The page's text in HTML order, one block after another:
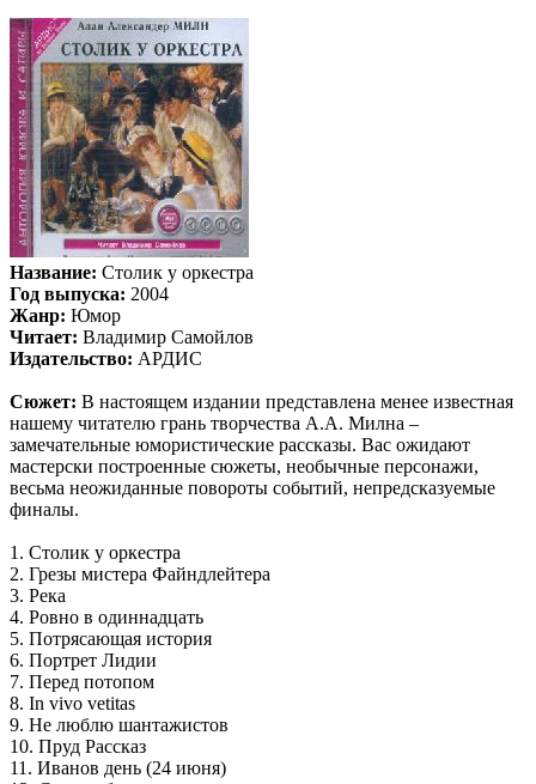
Название: Столик у оркестра
Год выпуска: 2004
Жанр: Юмор
Читает: Владимир Самойлов
Издательство: АРДИС
Сюжет: В настоящем издании представлена менее известная
нашему читателю грань творчества А.А. Милна –
замечательные юмористические рассказы. Вас ожидают
мастерски построенные сюжеты, необычные персонажи,
весьма неожиданные повороты событий, непредсказуемые
финалы.
1. Столик у оркестра
2. Грезы мистера Файндлейтера
3. Река
4. Ровно в одиннадцать
5. Потрясающая история
6. Портрет Лидии
7. Перед потопом
8. In vivo vetitas
9. Не люблю шантажистов
10. Пруд Рассказ
11. Иванов день (24 июня)